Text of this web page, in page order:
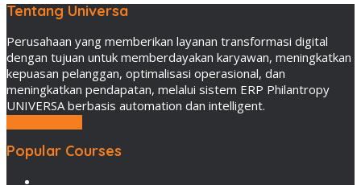
Tentang Universa
Perusahaan yang memberikan layanan transformasi digital
dengan tujuan untuk memberdayakan karyawan, meningkatkan
kepuasan pelanggan, optimalisasi operasional, dan
meningkatkan pendapatan, melalui sistem ERP Philantropy
UNIVERSA berbasis automation dan intelligent.
Popular Courses